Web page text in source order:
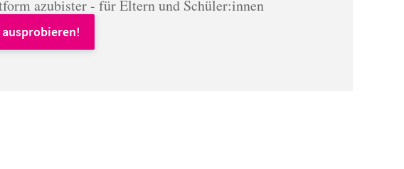
azubister - für Eltern und Schüler:innen